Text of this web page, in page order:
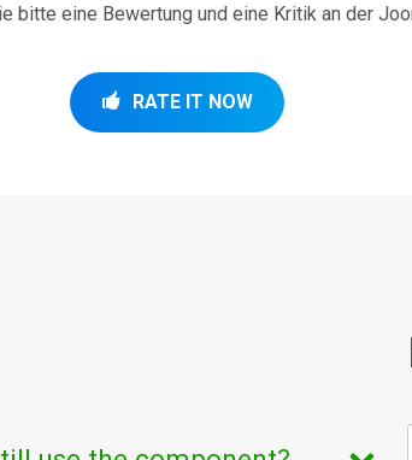
bitte eine Bewertung und eine Kritik an der
RATE IT NOW